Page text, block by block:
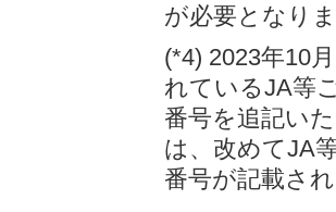
が必要となり
(*4) 2023年10
れているJA等
番号を追記い
は、改めてJA
番号が記載さ